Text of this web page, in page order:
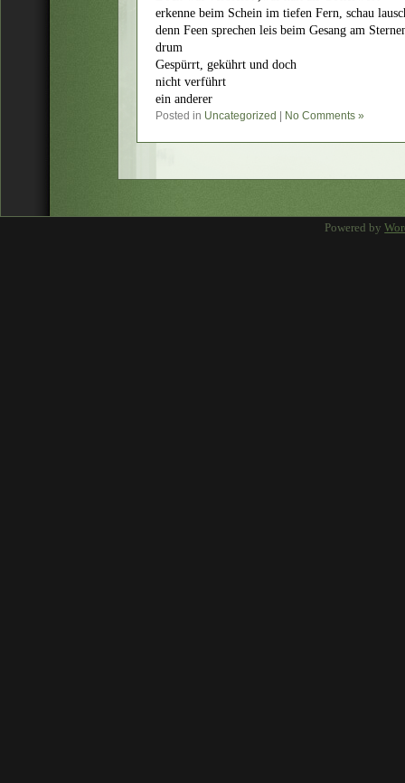
erkenne beim Schein im tiefen Fern, schau
denn Feen sprechen leis beim Gesang am
drum
Gespürrt, gekührt und doch
nicht verführt
ein anderer
Posted in Uncategorized No Comments »
Powered by